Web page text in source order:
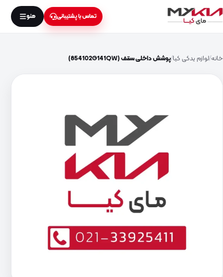
تماس با پشتیبانی منو
خانه لوازم یدکی کیا پوشش داخلی سقف (854102G141QW)